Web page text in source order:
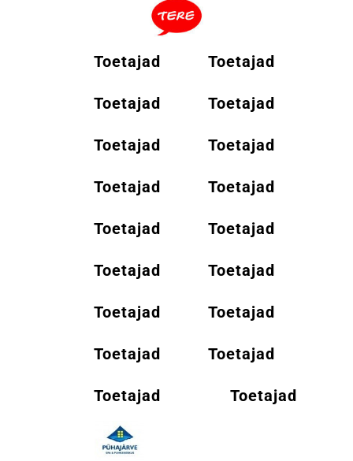
Toetajad Toetajad
Toetajad Toetajad
Toetajad Toetajad
Toetajad Toetajad
Toetajad Toetajad
Toetajad Toetajad
Toetajad Toetajad
Toetajad Toetajad
Toetajad Toetajad